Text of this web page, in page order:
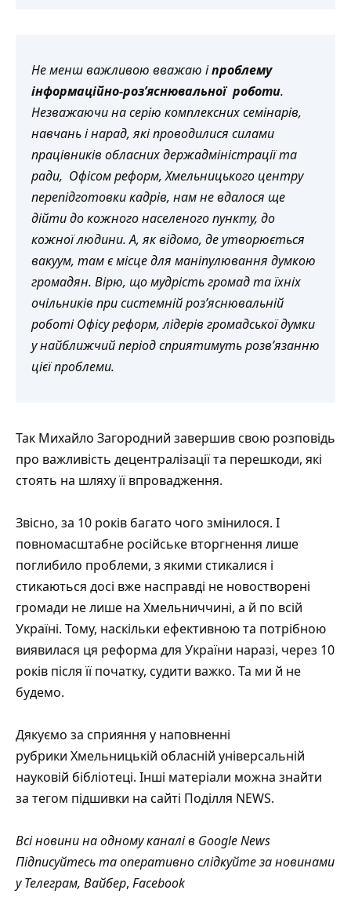
Не менш важливою вважаю іпроблему
інформаційно-роз’яснювальної роботи.
Незважаючи на серію комплексних семінарів,
навчань і нарад, які проводилися силами
працівників обласних держадміністрації та
ради, Офісом реформ, Хмельницького центру
перепідготовки кадрів, нам не вдалося ще
дійти до кожного населеного пункту, до
кожної людини. А, як відомо, де утворюється
вакуум, там є місце для маніпулювання думкою
громадян. Вірю, що мудрість громад та їхніх
очільників при системній роз’яснювальній
роботі Офісу реформ, лідерів громадської думки
у найближчий період сприятимуть розв’язанню
цієї проблеми.
Так Михайло Загородний завершив свою розповідь
про важливість децентралізації та перешкоди, які
стоять на шляху її впровадження.
Звісно, за 10 років багато чого змінилося. І
повномасштабне російське вторгнення лише
поглибило проблеми, з якими стикалися і
стикаються досі вже насправді не новостворені
громади не лише на Хмельниччині, а й по всій
Україні. Тому, наскільки ефективною та потрібною
виявилася ця реформа для України наразі, через 10
років після її початку, судити важко. Та ми й не
будемо.
Дякуємо за сприяння у наповненні
рубрики Хмельницькій обласній універсальній
науковій бібліотеці. Інші матеріали можна знайти
за тегом підшивки на сайті Поділля NEWS.
Всі новини на одному каналі в Google News
Підписуйтесь та оперативно слідкуйте за новинами
уТелеграм, Вайбер, Facebook